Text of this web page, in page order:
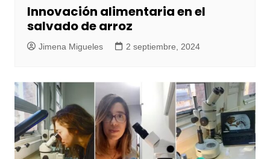
Innovación alimentaria en el
salvado de arroz
Jimena Migueles 2 septiembre, 2024